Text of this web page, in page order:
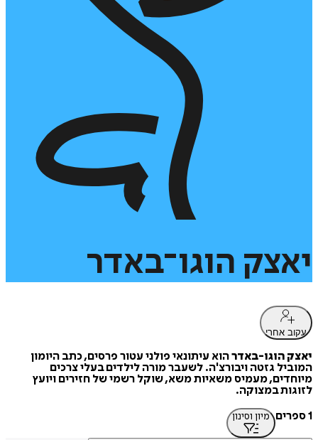
יאצק הוגו־באדר
עקוב אחרי
יאצק הוגו-באדרהוא עיתונאי פולני עטור פרסים, כתב היומון
המוביל גזטה ויבורצ'ה. לשעבר מורה לילדים בעלי צרכים
מיוחדים, מעמיס משאיות משא, שוקל רשמי של חזירים ויועץ
לזוגות במצוקה.
1 ספרים
מיון וסינון